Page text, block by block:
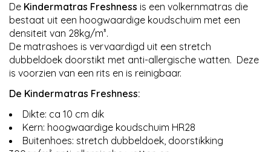
De Kindermatras Freshness is een volkernmatras die
bestaat uit een hoogwaardige koudschuim met een
densiteit van 28kg/m³.
De matrashoes is vervaardigd uit een stretch
dubbeldoek doorstikt met anti-allergische watten. Deze
is voorzien van een rits en is reinigbaar.
De Kindermatras Freshness:
Dikte: ca 10 cm dik
Kern: hoogwaardige koudschuim HR28
Buitenhoes: stretch dubbeldoek, doorstikking